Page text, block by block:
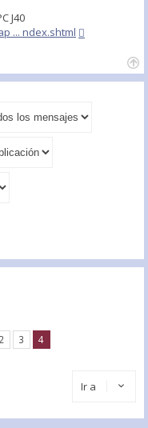
J40
... ndex.shtml
2 3 4
Ir a